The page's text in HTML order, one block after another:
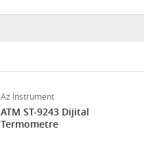
Az İnstrument
ATM ST-9243 Dijital
Termometre